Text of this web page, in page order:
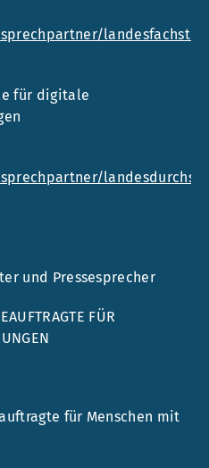
für digitale
und Pressesprecher
FÜR
für Menschen mit